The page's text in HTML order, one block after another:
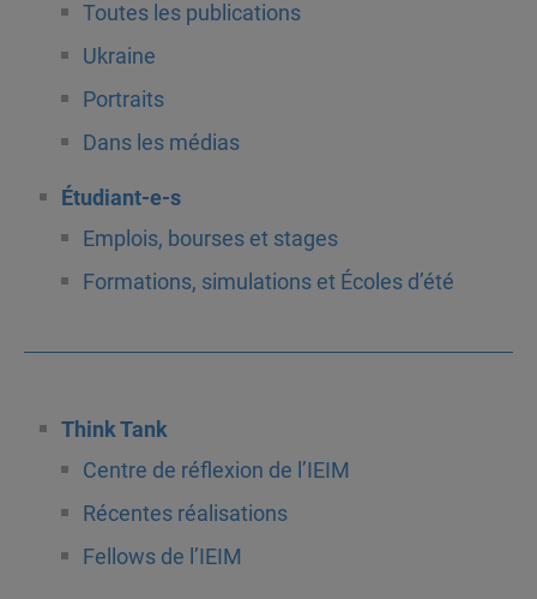
Toutes les publications
Ukraine
Portraits
Dans les médias
Étudiant-e-s
Emplois, bourses et stages
Formations, simulations et Écoles d’été
Think Tank
Centre de réflexion de l’IEIM
Récentes réalisations
Fellows de l’IEIM